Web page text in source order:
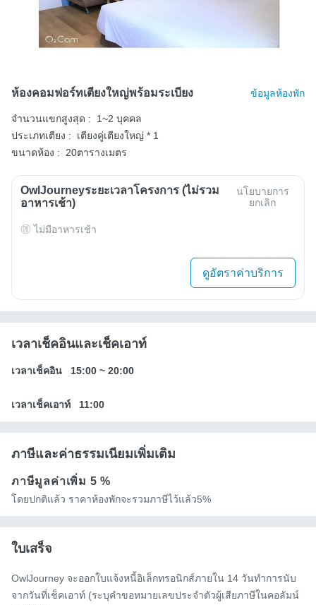
ห้องคอมฟอร์ทเตียงใหญ่พร้อมระเบียง ข้อมูลห้องพัก
จำนวนแขกสูงสุด :
1~2 บุคคล
ประเภทเตียง :
เตียงคู่เตียงใหญ่ * 1
ขนาดห้อง :
20ตารางเมตร
OwlJourneyระยะเวลาโครงการ (ไม่รวม
อาหารเช้า)
นโยบายการ
ยกเลิก
ไม่มีอาหารเช้า
ดูอัตราค่าบริการ
เวลาเช็คอินและเช็คเอาท์
เวลาเช็คอิน 15:00 ~ 20:00
เวลาเช็คเอาท์ 11:00
ภาษีและค่าธรรมเนียมเพิ่มเติม
ภาษีมูลค่าเพิ่ม 5 %
โดยปกติแล้ว ราคาห้องพักจะรวมภาษีไว้แล้ว5%
ใบเสร็จ
OwlJourney จะออกใบแจ้งหนี้อิเล็กทรอนิกส์ภายใน 14 วันทำการนับ
จากวันที่เช็คเอาท์ (ระบุคำขอหมายเลขประจำตัวผู้เสียภาษีในคอลัมน์